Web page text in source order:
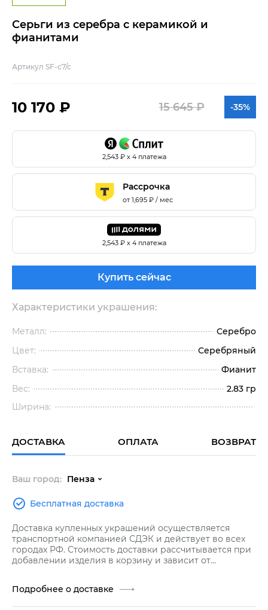
Серьги из серебра с керамикой и
фианитами
Артикул SF-с7/с
10 170 ₽ 15 645 ₽ -35%
2,543₽ х 4 платежа
Рассрочка
от1,695 ₽ / мес
2,543₽ х 4 платежа
Купить сейчас
Характеристики украшения:
Металл:
Серебро
Цвет:
Серебряный
Вставка:
Фианит
Вес:
2.83 гр
Ширина:
ДОСТАВКА ОПЛАТА ВОЗВРАТ
Ваш город: Пенза
Бесплатная доставка
Доставка купленных украшений осуществляется
транспортной компанией СДЭК и действует во всех
городах РФ. Стоимость доставки рассчитывается при
добавлении изделия в корзину и зависит от
Подробнее о доставке